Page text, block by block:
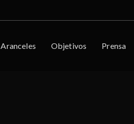
Aranceles Objetivos Prensa